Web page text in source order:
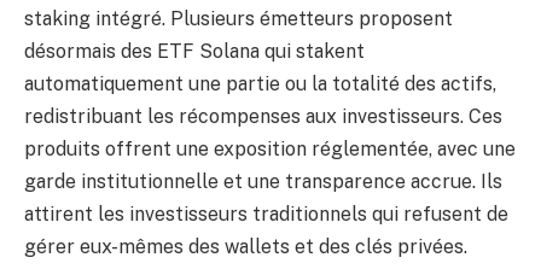
staking intégré. Plusieurs émetteurs proposent
désormais des ETF Solana qui stakent
automatiquement une partie ou la totalité des actifs,
redistribuant les récompenses aux investisseurs. Ces
produits offrent une exposition réglementée, avec une
garde institutionnelle et une transparence accrue. Ils
attirent les investisseurs traditionnels qui refusent de
gérer eux-mêmes des wallets et des clés privées.